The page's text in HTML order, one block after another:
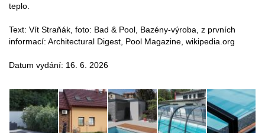
teplo.
Text: Vít Straňák, foto: Bad & Pool, Bazény-výroba, z prvních
informací: Architectural Digest, Pool Magazine, wikipedia.org
Datum vydání: 16. 6. 2026